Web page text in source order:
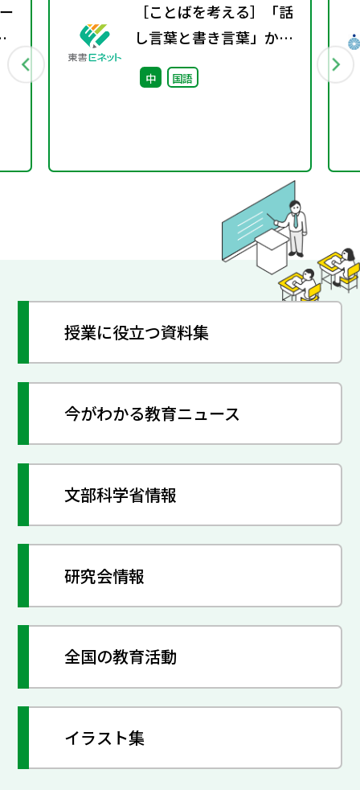
［ことばを考える］「話
し言葉と書き言葉」から
見た日本語
中 国語
授業に役立つ資料集
今がわかる教育ニュース
文部科学省情報
研究会情報
全国の教育活動
イラスト集